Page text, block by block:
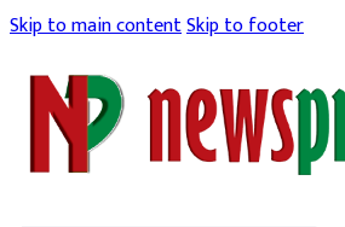
Skip to main contentSkip to footer